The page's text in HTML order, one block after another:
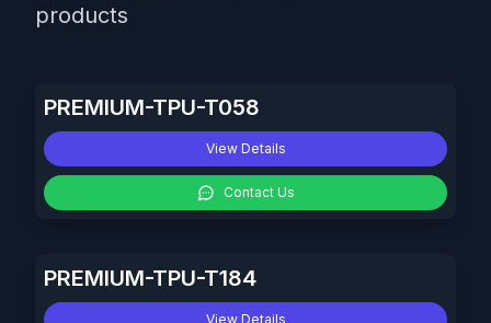
products
PREMIUM-TPU-T058
View Details
Contact Us
PREMIUM-TPU-T184
View Details